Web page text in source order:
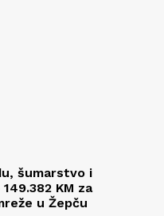
šumarstvo i
KM za
u Žepču